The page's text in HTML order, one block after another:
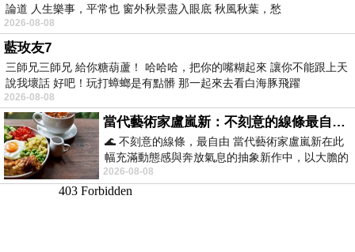
論道 人生樂事，平常也 窗外秋景盡入眼底 秋風秋葉，愁
2026-08-08
藍玫友7
三師兄三師兄 給你糖葫蘆！ 哈哈哈，把你的嘴糊起來 讓你不能跟上天
說我壞話 好吧！玩打蟑螂是有點髒 那一起來去看白海豚飛躍
2026-08-08
當代藝術家盧嵐新：不刻意的線條最自由，讓色彩流動、筆觸自己說話
🌊 不刻意的線條，最自由 當代藝術家盧嵐新在此
幅充滿動態感與奔放氣息的抽象新作中，以大膽的
藍色顏料在白色畫布上揮灑、壓印與流淌
2026-08-08